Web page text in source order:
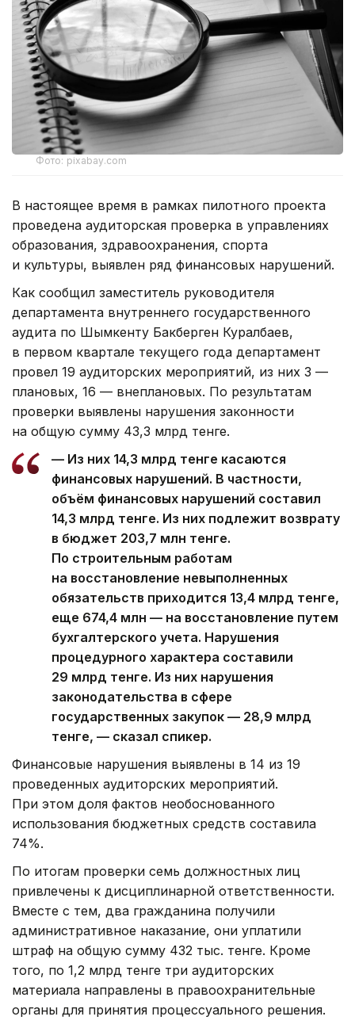
Фото: pixabay.com
В настоящее время в рамках пилотного проекта
проведена аудиторская проверка в управлениях
образования, здравоохранения, спорта
и культуры, выявлен ряд финансовых нарушений.
Как сообщил заместитель руководителя
департамента внутреннего государственного
аудита по Шымкенту Бакберген Куралбаев,
в первом квартале текущего года департамент
провел 19 аудиторских мероприятий, из них 3 —
плановых, 16 — внеплановых. По результатам
проверки выявлены нарушения законности
на общую сумму 43,3 млрд тенге.
— Из них 14,3 млрд тенге касаются
финансовых нарушений. В частности,
объём финансовых нарушений составил
14,3 млрд тенге. Из них подлежит возврату
в бюджет 203,7 млн тенге.
По строительным работам
на восстановление невыполненных
обязательств приходится 13,4 млрд тенге,
еще 674,4 млн — на восстановление путем
бухгалтерского учета. Нарушения
процедурного характера составили
29 млрд тенге. Из них нарушения
законодательства в сфере
государственных закупок — 28,9 млрд
тенге, — сказал спикер.
Финансовые нарушения выявлены в 14 из 19
проведенных аудиторских мероприятий.
При этом доля фактов необоснованного
использования бюджетных средств составила
74%.
По итогам проверки семь должностных лиц
привлечены к дисциплинарной ответственности.
Вместе с тем, два гражданина получили
административное наказание, они уплатили
штраф на общую сумму 432 тыс. тенге. Кроме
того, по 1,2 млрд тенге три аудиторских
материала направлены в правоохранительные
органы для принятия процессуального решения.